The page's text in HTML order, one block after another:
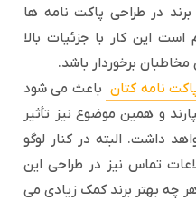
برند در طراحی پاکت نامه ها
است این کار با جزئیات بالا
برخوردار باشد.
نامه کتان باعث می شود
و همین موضوع نیز تأثیر
داشت. البته در کنار لوگو
تماس نیز در طراحی این
هر چه بهتر برند کمک زیادی می